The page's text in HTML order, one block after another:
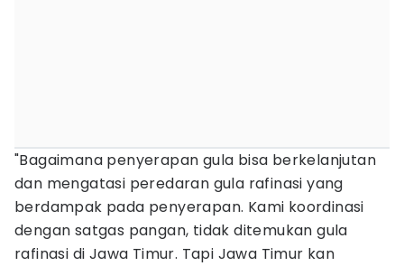
"Bagaimana penyerapan gula bisa berkelanjutan
dan mengatasi peredaran gula rafinasi yang
berdampak pada penyerapan. Kami koordinasi
dengan satgas pangan, tidak ditemukan gula
rafinasi di Jawa Timur. Tapi Jawa Timur kan